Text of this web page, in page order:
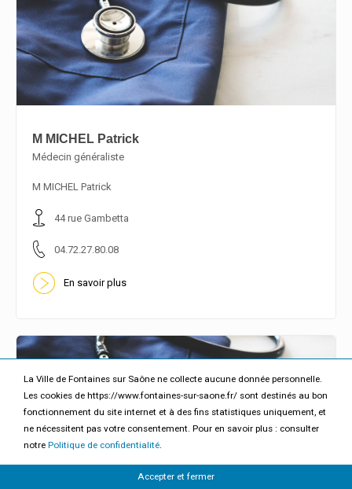
M MICHEL Patrick
Médecin généraliste
M MICHEL Patrick
44 rue Gambetta
04.72.27.80.08
En savoir plus
La Ville de Fontaines sur Saône ne collecte aucune donnée personnelle.
Les cookies de https://www.fontaines-sur-saone.fr/ sont destinés au bon
fonctionnement du site internet et à des fins statistiques uniquement, et
ne nécessitent pas votre consentement. Pour en savoir plus : consulter
notre Politique de confidentialité.
Accepter et fermer